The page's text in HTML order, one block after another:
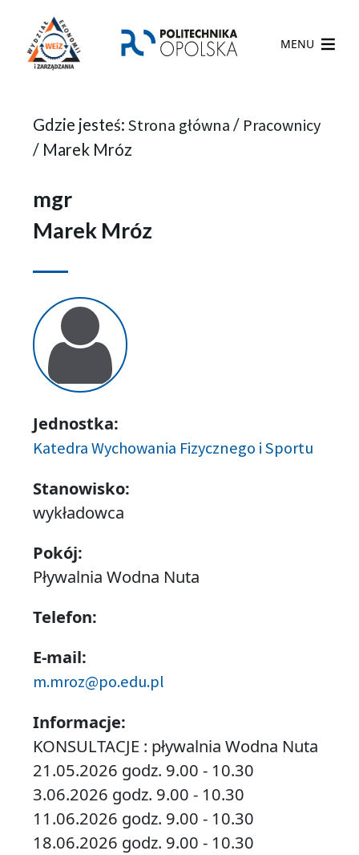
MENU
Gdzie jesteś: Strona główna / Pracownicy
/ Marek Mróz
mgr
Marek Mróz
Jednostka:
Katedra Wychowania Fizycznego i Sportu
Stanowisko:
wykładowca
Pokój:
Pływalnia Wodna Nuta
Telefon:
E-mail:
m.mroz@po.edu.pl
Informacje:
KONSULTACJE : pływalnia Wodna Nuta
21.05.2026 godz. 9.00 - 10.30
3.06.2026 godz. 9.00 - 10.30
11.06.2026 godz. 9.00 - 10.30
18.06.2026 godz. 9.00 - 10.30